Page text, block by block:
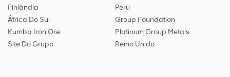
Finlândia
Peru
África Do Sul
Group Foundation
Kumba Iron Ore
Platinum Group Metals
Site Do Grupo
Reino Unido